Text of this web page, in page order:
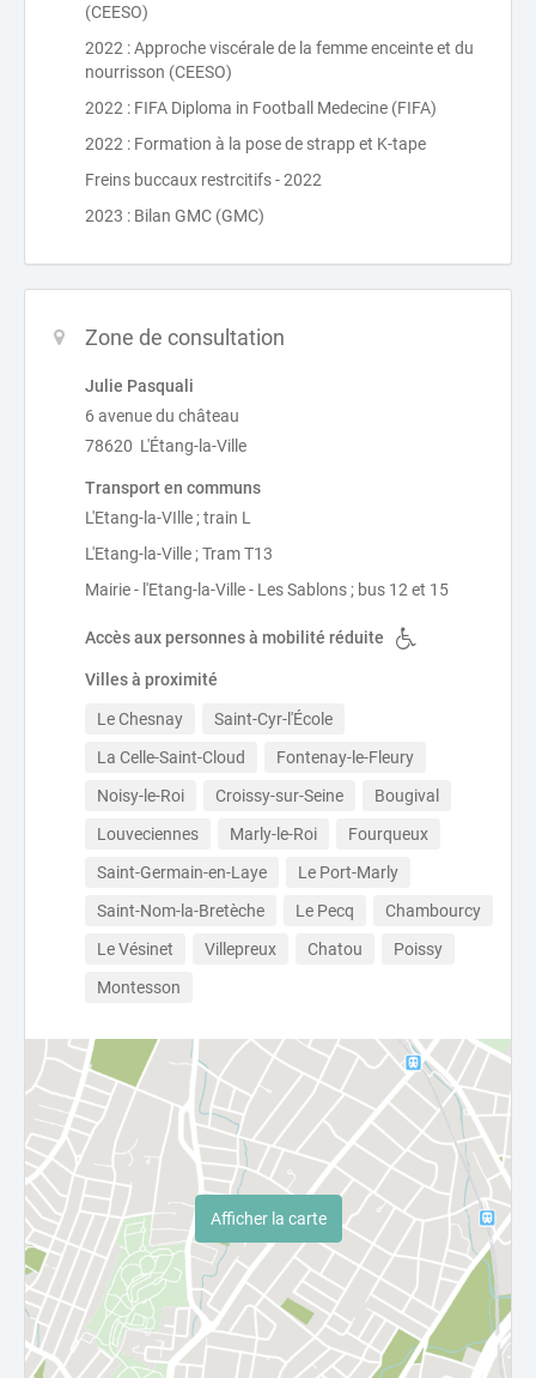
(CEESO)
2022 : Approche viscérale de la femme enceinte et du
nourrisson (CEESO)
2022 : FIFA Diploma in Football Medecine (FIFA)
2022 : Formation à la pose de strapp et K-tape
Freins buccaux restrcitifs - 2022
2023 : Bilan GMC (GMC)
Zone de consultation
Julie Pasquali
6 avenue du château
78620 L'Étang-la-Ville
Transport en communs
L'Etang-la-VIlle ; train L
L'Etang-la-Ville ; Tram T13
Mairie - l'Etang-la-Ville - Les Sablons ; bus 12 et 15
Accès aux personnes à mobilité réduite
Villes à proximité
Le Chesnay
Saint-Cyr-l'École
La Celle-Saint-Cloud
Fontenay-le-Fleury
Noisy-le-Roi
Croissy-sur-Seine
Bougival
Louveciennes
Marly-le-Roi
Fourqueux
Saint-Germain-en-Laye
Le Port-Marly
Saint-Nom-la-Bretèche
Le Pecq
Chambourcy
Le Vésinet
Villepreux Chatou
Poissy
Montesson
Afficher la carte